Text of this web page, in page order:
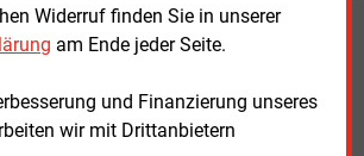
Widerruf finden Sie in unserer
am Ende jeder Seite.
und Finanzierung unseres
wir mit Drittanbietern
Donnerstag, 17.09.2020, 15:50
KLIMASCHUTZ
2019 der Bundesregierung verweist die